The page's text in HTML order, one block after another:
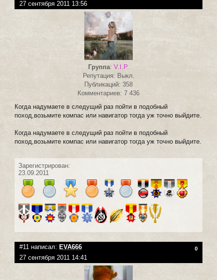
27 сентября 2011 13:56
Группа: V.I.P.
Репутация: Выкл.
Публикаций: 358
Комментариев: 7 436
Когда надумаете в следущий раз пойти в подобный
поход,возьмите компас или навигатор тогда уж точно выйдите.
Когда надумаете в следущий раз пойти в подобный
поход,возьмите компас или навигатор тогда уж точно выйдите.
Зарегистрирован:
23.09.2011
#11 написал: EVA666 0
27 сентября 2011 14:41